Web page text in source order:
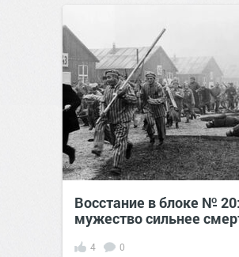
Восстание в блоке №
мужество сильнее
4 0